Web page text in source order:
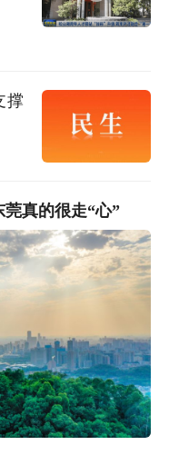
撑
真的很走“心”